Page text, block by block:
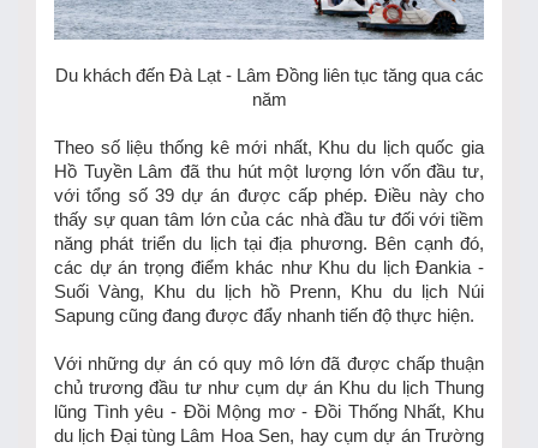
Du khách đến Đà Lạt - Lâm Đồng liên tục tăng qua các
năm
Theo số liệu thống kê mới nhất, Khu du lịch quốc gia
Hồ Tuyền Lâm đã thu hút một lượng lớn vốn đầu tư,
với tổng số 39 dự án được cấp phép. Điều này cho
thấy sự quan tâm lớn của các nhà đầu tư đối với tiềm
năng phát triển du lịch tại địa phương. Bên cạnh đó,
các dự án trọng điểm khác như Khu du lịch Đankia -
Suối Vàng, Khu du lịch hồ Prenn, Khu du lịch Núi
Sapung cũng đang được đẩy nhanh tiến độ thực hiện.
Với những dự án có quy mô lớn đã được chấp thuận
chủ trương đầu tư như cụm dự án Khu du lịch Thung
lũng Tình yêu - Đồi Mộng mơ - Đồi Thống Nhất, Khu
du lịch Đại tùng Lâm Hoa Sen, hay cụm dự án Trường